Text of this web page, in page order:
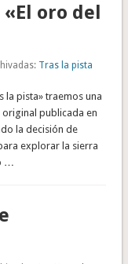
oro del
Tras la pista
la pista» traemos una
publicada en
la decisión de
explorar la sierra
…